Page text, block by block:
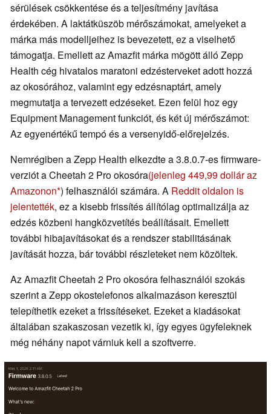
sérülések csökkentése és a teljesítmény javítása
érdekében. A laktátküszöb mérőszámokat, amelyeket a
márka más modelljeihez is bevezetett, ez a viselhető
támogatja. Emellett az Amazfit márka mögött álló Zepp
Health cég hivatalos maratoni edzésterveket adott hozzá
az okosórához, valamint egy edzésnaptárt, amely
megmutatja a tervezett edzéseket. Ezen felül hoz egy
Equipment Management funkciót, és két új mérőszámot:
Az egyenértékű tempó és a versenyidő-előrejelzés.
Nemrégiben a Zepp Health elkezdte a 3.8.0.7-es firmware-
verziót a Cheetah 2 Pro okosóra(jelenleg 449,99 dollár az
Amazonon ) felhasználói számára. A Reddit oldalon is
jelentették, ez a kisebb frissítés állítólag optimalizálja az
edzés közbeni hangközvetítés beállításait. Emellett
további hibajavításokat és a rendszer stabilitásának
javítását hozza, bár további részleteket nem közöltek.
Az Amazfit Cheetah 2 Pro okosóra felhasználói szokás
szerint a Zepp okostelefonos alkalmazáson keresztül
telepíthetik ezeket a frissítéseket. Ezeket a kiadásokat
általában szakaszosan vezetik ki, így egyes ügyfeleknek
még néhány napot várniuk kell a szoftverre.